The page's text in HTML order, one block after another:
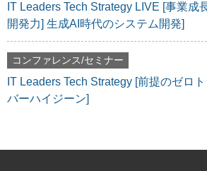
IT Leaders Tech Strategy LIVE [事業成
開発力] 生成AI時代のシステム開発]
コンファレンス/セミナー
IT Leaders Tech Strategy [前提のゼロ
バーハイジーン]